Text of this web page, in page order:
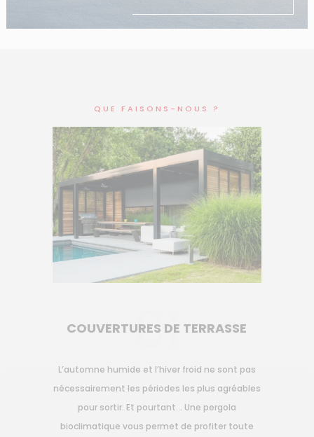
QUE FAISONS-NOUS ?
01
COUVERTURES DE TERRASSE
L’automne humide et l’hiver froid ne sont pas
nécessairement les périodes les plus agréables
pour sortir. Et pourtant… Une pergola
bioclimatique vous permet de profiter toute